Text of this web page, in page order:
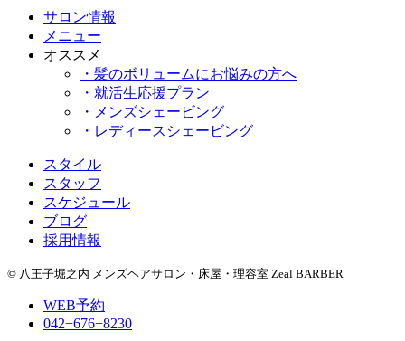
サロン情報
メニュー
オススメ
・髪のボリュームにお悩みの方へ
・就活生応援プラン
・メンズシェービング
・レディースシェービング
スタイル
スタッフ
スケジュール
ブログ
採用情報
© 八王子堀之内 メンズヘアサロン・床屋・理容室 Zeal BARBER
WEB予約
042−676−8230